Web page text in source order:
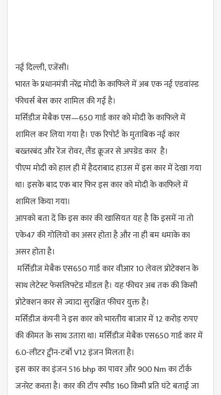
नई दिल्ली, एजेंसी।
भारत के प्रधानमंत्री नरेंद्र मोदी के काफिले में अब एक नई एडवांस्ड
फीचर्स बेस कार शामिल की गई है।
मर्सिडीज मेबैक एस—650 गार्ड कार को मोदी के काफिले में
शामिल कर लिया गया है। एक रिपोर्ट के मुताबिक नई कार
बख्तरबंद और रेंज रोवर, लैंड क्रूजर से अपग्रेड कार है।
पीएम मोदी को हाल ही में हैदराबाद हाउस में इस कार में देखा गया
था। इसके बाद एक ​बार फिर इस कार को मोदी के काफिले में
शामिल किया गया।
आपको बता दें कि इस कार की खासियत यह है कि इसमें ना तो
एके47 की गोलियों का असर होता है और ना ही बम धमाके का
असर होता है।
मर्सिडीज मेबैक एस650 गार्ड कार वीआर 10 लेवल प्रोटेक्शन के
साथ लेटेस्ट फेसलिफ्टेड मॉडल है। यह फीचर अब तक की किसी
प्रोटेक्शन कार से ज्यादा सुर​क्षित फीचर युक्त है।
मर्सिडीज कंपनी ने इस कार को भारतीय बाजार में 12 करोड़ रुपए
की कीमत के साथ उतारा था। मर्सिडीज मेबैक एस650 गार्ड कार में
6.0-लीटर ट्वीन-टर्बो V12 इंजन मिलता है।
इस कार का इंजन 516 bhp का पावर और 900 Nm का टॉर्क
जनरेट करता है। कार की टॉप स्पीड 160 किमी प्रति घंटे बताई जा